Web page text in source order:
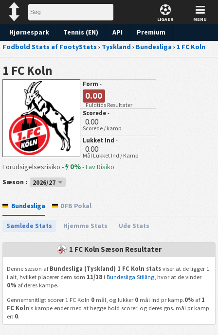
LIGAER MENU
Hjørnespark Tennis (EN) API Premium
Forudsigelse
Fodbold Stats af FootyStats › Tyskland › Bundesliga › 1 FC Koln
1 FC Koln
Form -
0.00
Fuldtids Resultater
Scorede -
0.00
Scorede / kamp
Lukket Ind -
0.00
Mål Lukket Ind / Kamp
Forudsigelsesrisiko - 0%-Lav Risiko
Sæson :
2026/27
Bundesliga DFB Pokal
Samlede Stats Hjemme Stats Ude Stats
1 FC Koln Sæson Resultater
Denne sæson af Bundesliga (Tyskland) 1 FC Koln statsviser at de ligger 1
i alt, hvilket placerer dem som 11/18i Bundesliga Stilling, hvor at de vinder
0%af deres kampe.
Gennemsnitligt scorer 1 FC Koln 0mål, og lukker 0mål ind pr kamp.0%af 1
FC Koln's kampe ender med at begge hold scorer, og deres gns. mål pr kamp
er: 0.